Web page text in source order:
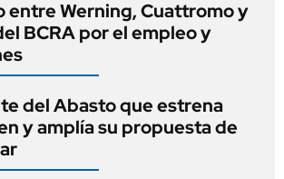
entre Werning, Cuattromo y
BCRA por el empleo y
del Abasto que estrena
y amplía su propuesta de